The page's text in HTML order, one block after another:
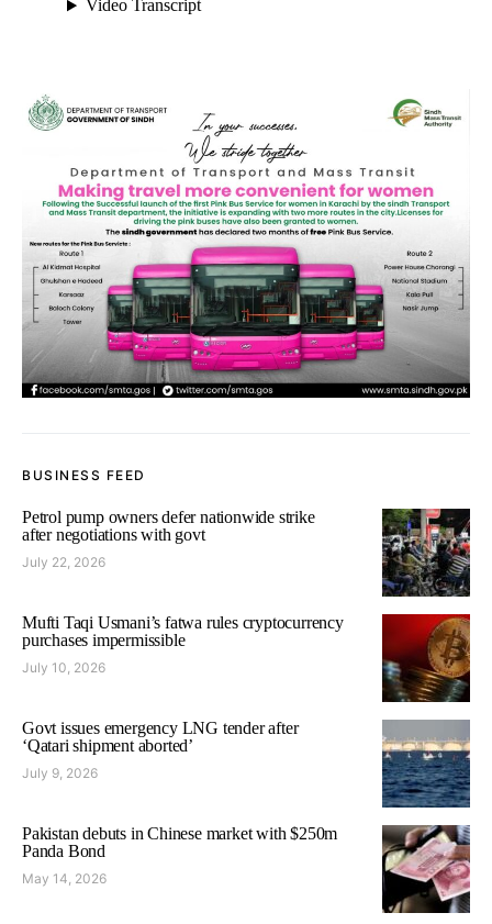
BUSINESS FEED
Petrol pump owners defer nationwide strike
after negotiations with govt
July 22, 2026
Mufti Taqi Usmani’s fatwa rules cryptocurrency
purchases impermissible
July 10, 2026
Govt issues emergency LNG tender after
‘Qatari shipment aborted’
July 9, 2026
Pakistan debuts in Chinese market with $250m
Panda Bond
May 14, 2026